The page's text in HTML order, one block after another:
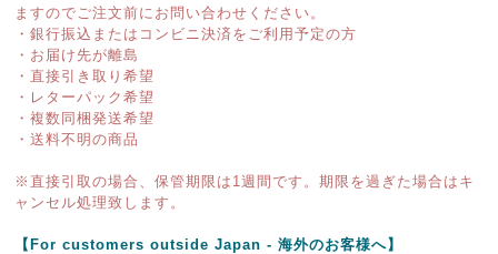
ますのでご注文前にお問い合わせください。
・銀行振込またはコンビニ決済をご利用予定の方
・お届け先が離島
・直接引き取り希望
・レターパック希望
・複数同梱発送希望
・送料不明の商品
※直接引取の場合、保管期限は1週間です。期限を過ぎた場合はキ
ャンセル処理致します。
【For customers outside Japan - 海外のお客様へ】